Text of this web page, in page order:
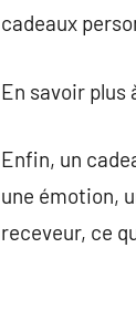
cadeaux
En savoir plus
Enfin, un
une émotion,
receveur, ce